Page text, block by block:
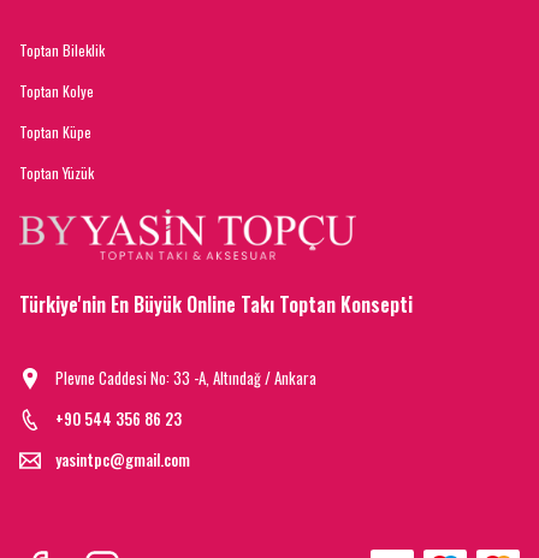
Toptan Bileklik
Toptan Kolye
Toptan Küpe
Toptan Yüzük
Türkiye'nin En Büyük Online Takı Toptan Konsepti
Plevne Caddesi No: 33 -A, Altındağ / Ankara
+90 544 356 86 23
yasintpc@gmail.com